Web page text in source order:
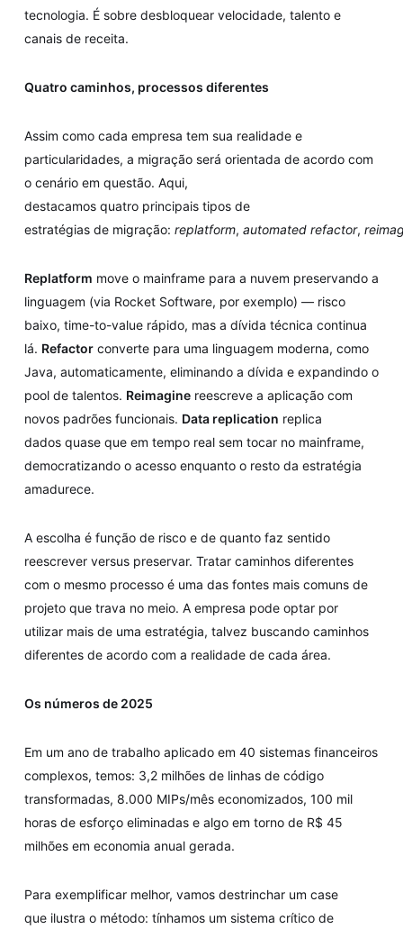
tecnologia. É sobre desbloquear velocidade, talento e
canais de receita.
Quatro caminhos, processos diferentes
Assim como cada empresa tem sua realidade e
particularidades, a migração será orientada de acordo com
o cenário em questão. Aqui,
destacamos quatro principais tipos de
estratégias de migração: replatform, automated refactor,
Replatform move o mainframe para a nuvem preservando a
linguagem (via Rocket Software, por exemplo) — risco
baixo, time-to-value rápido, mas a dívida técnica continua
lá. Refactorconverte para uma linguagem moderna, como
Java, automaticamente, eliminando a dívida e expandindo o
pool de talentos. Reimaginereescreve a aplicação com
novos padrões funcionais. Data replication replica
dados quase que em tempo real sem tocar no mainframe,
democratizando o acesso enquanto o resto da estratégia
amadurece.
A escolha é função de risco e de quanto faz sentido
reescrever versus preservar. Tratar caminhos diferentes
com o mesmo processo é uma das fontes mais comuns de
projeto que trava no meio. A empresa pode optar por
utilizar mais de uma estratégia, talvez buscando caminhos
diferentes de acordo com a realidade de cada área.
Os números de 2025
Em um ano de trabalho aplicado em 40 sistemas financeiros
complexos, temos: 3,2 milhões de linhas de código
transformadas, 8.000 MIPs/mês economizados, 100 mil
horas de esforço eliminadas e algo em torno de R$ 45
milhões em economia anual gerada.
Para exemplificar melhor, vamos destrinchar um case
que ilustra o método: tínhamos um sistema crítico de